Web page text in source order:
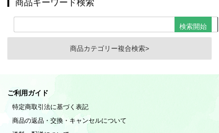
商品キーワード検索
商品カテゴリー複合検索>
ご利用ガイド
特定商取引法に基づく表記
商品の返品・交換・キャンセルについて